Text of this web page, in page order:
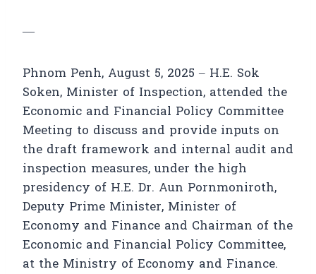
—
Phnom Penh, August 5, 2025 – H.E. Sok
Soken, Minister of Inspection, attended the
Economic and Financial Policy Committee
Meeting to discuss and provide inputs on
the draft framework and internal audit and
inspection measures, under the high
presidency of H.E. Dr. Aun Pornmoniroth,
Deputy Prime Minister, Minister of
Economy and Finance and Chairman of the
Economic and Financial Policy Committee,
at the Ministry of Economy and Finance.